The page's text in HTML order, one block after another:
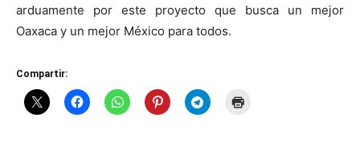
arduamente por este proyecto que busca un mejor
Oaxaca y un mejor México para todos.
Compartir: